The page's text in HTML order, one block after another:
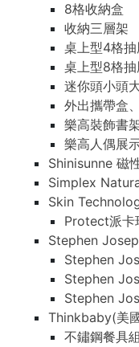
8格收納盒
收納三層架
桌上型4格
桌上型8格
迷你頭小頭
外出攜帶盒
樂高裝飾書
樂高人偶展
Shinisunne 磁
Simplex
Skin
Protect派卡
Stephen
Stephen
Stephen
Stephen
Thinkbaby(美
不鏽鋼餐具組